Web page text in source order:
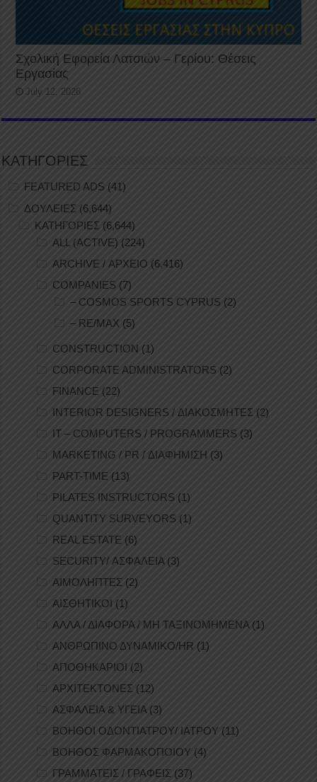
Σχολική Εφορεία Λατσιών – Γερίου: Θέσεις
Εργασίας
July 12, 2026
ΚΑΤΗΓΟΡΙΕΣ
FEATURED ADS (41)
ΔΟΥΛΕΙΕΣ (6,644)
ΚΑΤΗΓΟΡΙΕΣ (6,644)
ALL (ACTIVE) (224)
ARCHIVE / ΑΡΧΕΙΟ (6,416)
COMPANIES (7)
– COSMOS SPORTS CYPRUS (2)
– RE/MAX (5)
CONSTRUCTION (1)
CORPORATE ADMINISTRATORS (2)
FINANCE (22)
INTERIOR DESIGNERS / ΔΙΑΚΟΣΜΗΤΕΣ (2)
IT – COMPUTERS / PROGRAMMERS (3)
MARKETING / PR / ΔΙΑΦΗΜΙΣΗ (3)
PART-TIME (13)
PILATES INSTRUCTORS (1)
QUANTITY SURVEYORS (1)
REAL ESTATE (6)
SECURITY/ ΑΣΦΑΛΕΙΑ(3)
ΑΙΜΟΛΗΠΤΕΣ (2)
ΑΙΣΘΗΤΙΚΟΙ (1)
ΑΛΛΑ / ΔΙΑΦΟΡΑ / ΜΗ ΤΑΞΙΝΟΜΗΜΕΝΑ(1)
ΑΝΘΡΩΠΙΝΟ ΔΥΝΑΜΙΚΟ/HR (1)
ΑΠΟΘΗΚΑΡΙΟΙ (2)
ΑΡΧΙΤΕΚΤΟΝΕΣ (12)
ΑΣΦΑΛΕΙΑ & ΥΓΕΙΑ(3)
ΒΟΗΘΟΙ ΟΔΟΝΤΙΑΤΡΟΥ/ ΙΑΤΡΟΥ (11)
ΒΟΗΘΟΣ ΦΑΡΜΑΚΟΠΟΙΟΥ (4)
ΓΡΑΜΜΑΤΕΙΣ / ΓΡΑΦΕΙΣ (37)